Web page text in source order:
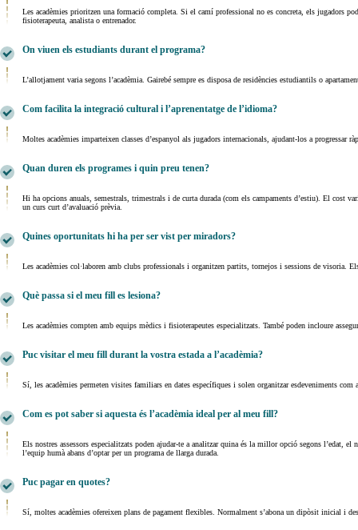
Les acadèmies prioritzen una formació completa. Si el camí professional no es concreta, els jugadors
fisioterapeuta, analista o entrenador.
On viuen els estudiants durant el programa?
L’allotjament varia segons l’acadèmia. Gairebé sempre es disposa de residències estudiantils o
Com facilita la integració cultural i l’aprenentatge de l’idioma?
Moltes acadèmies imparteixen classes d’espanyol als jugadors internacionals, ajudant-los a
Quan duren els programes i quin preu tenen?
Hi ha opcions anuals, semestrals, trimestrals i de curta durada (com els campaments d’estiu). El cost
un curs curt d’avaluació prèvia.
Quines oportunitats hi ha per ser vist per miradors?
Les acadèmies col·laboren amb clubs professionals i organitzen partits, tornejos i sessions de visoria.
Què passa si el meu fill es lesiona?
Les acadèmies compten amb equips mèdics i fisioterapeutes especialitzats. També poden incloure
Puc visitar el meu fill durant la vostra estada a l’acadèmia?
Sí, les acadèmies permeten visites familiars en dates específiques i solen organitzar esdeveniments
Com es pot saber si aquesta és l’acadèmia ideal per al meu fill?
Els nostres assessors especialitzats poden ajudar-te a analitzar quina és la millor opció segons l’edat,
l’equip humà abans d’optar per un programa de llarga durada.
Puc pagar en quotes?
Sí, moltes acadèmies ofereixen plans de pagament flexibles. Normalment s’abona un dipòsit inicial i